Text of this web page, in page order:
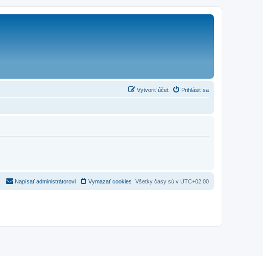
Prihlásiť sa
Vytvoriť účet
Všetky časy sú v UTC+02:00
Vymazať cookies
Napísať administrátorovi